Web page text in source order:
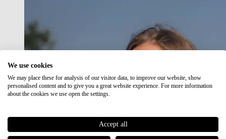
We use cookies
We may place these for analysis of our visitor data, to improve our website, show
personalised content and to give you a great website experience. For more information
about the cookies we use open the settings.
Accept all